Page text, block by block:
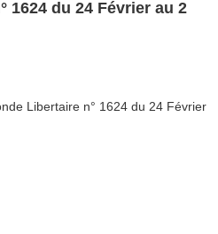
1624 du 24 Février au 2